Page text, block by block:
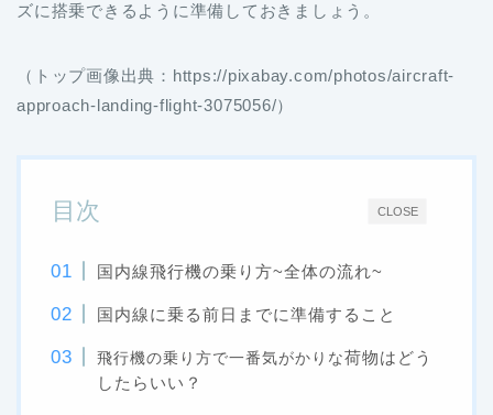
ズに搭乗できるように準備しておきましょう。
（トップ画像出典：https://pixabay.com/photos/aircraft-
approach-landing-flight-3075056/）
CLOSE
目次
国内線飛行機の乗り方~全体の流れ~
国内線に乗る前日までに準備すること
飛行機の乗り方で一番気がかりな荷物はどう
したらいい？